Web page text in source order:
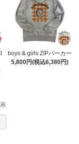
boys & girls ZIPパーカー
5,800円(税込6,380円)